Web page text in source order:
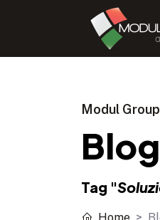
Modul
Tag "
Home